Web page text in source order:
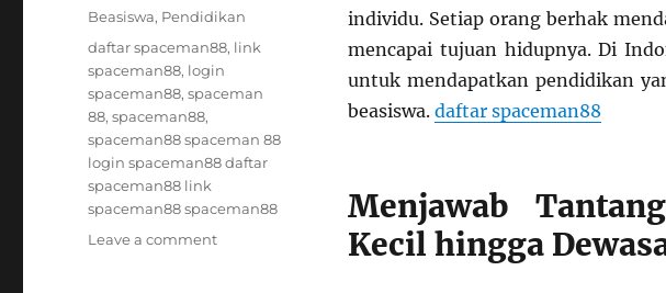
individu. Setiap orang berhak
mencapai tujuan hidupnya. Di
untuk mendapatkan pendidikan
beasiswa. daftar spaceman88
Menjawab
Kecil hingga
Categories
Beasiswa, Pendidikan
Tags
daftar spaceman88, link
spaceman88, login
spaceman88,spaceman
88,spaceman88,
spaceman88 spaceman 88
login spaceman88 daftar
spaceman88 link
spaceman88 spaceman88
Leave a commenton